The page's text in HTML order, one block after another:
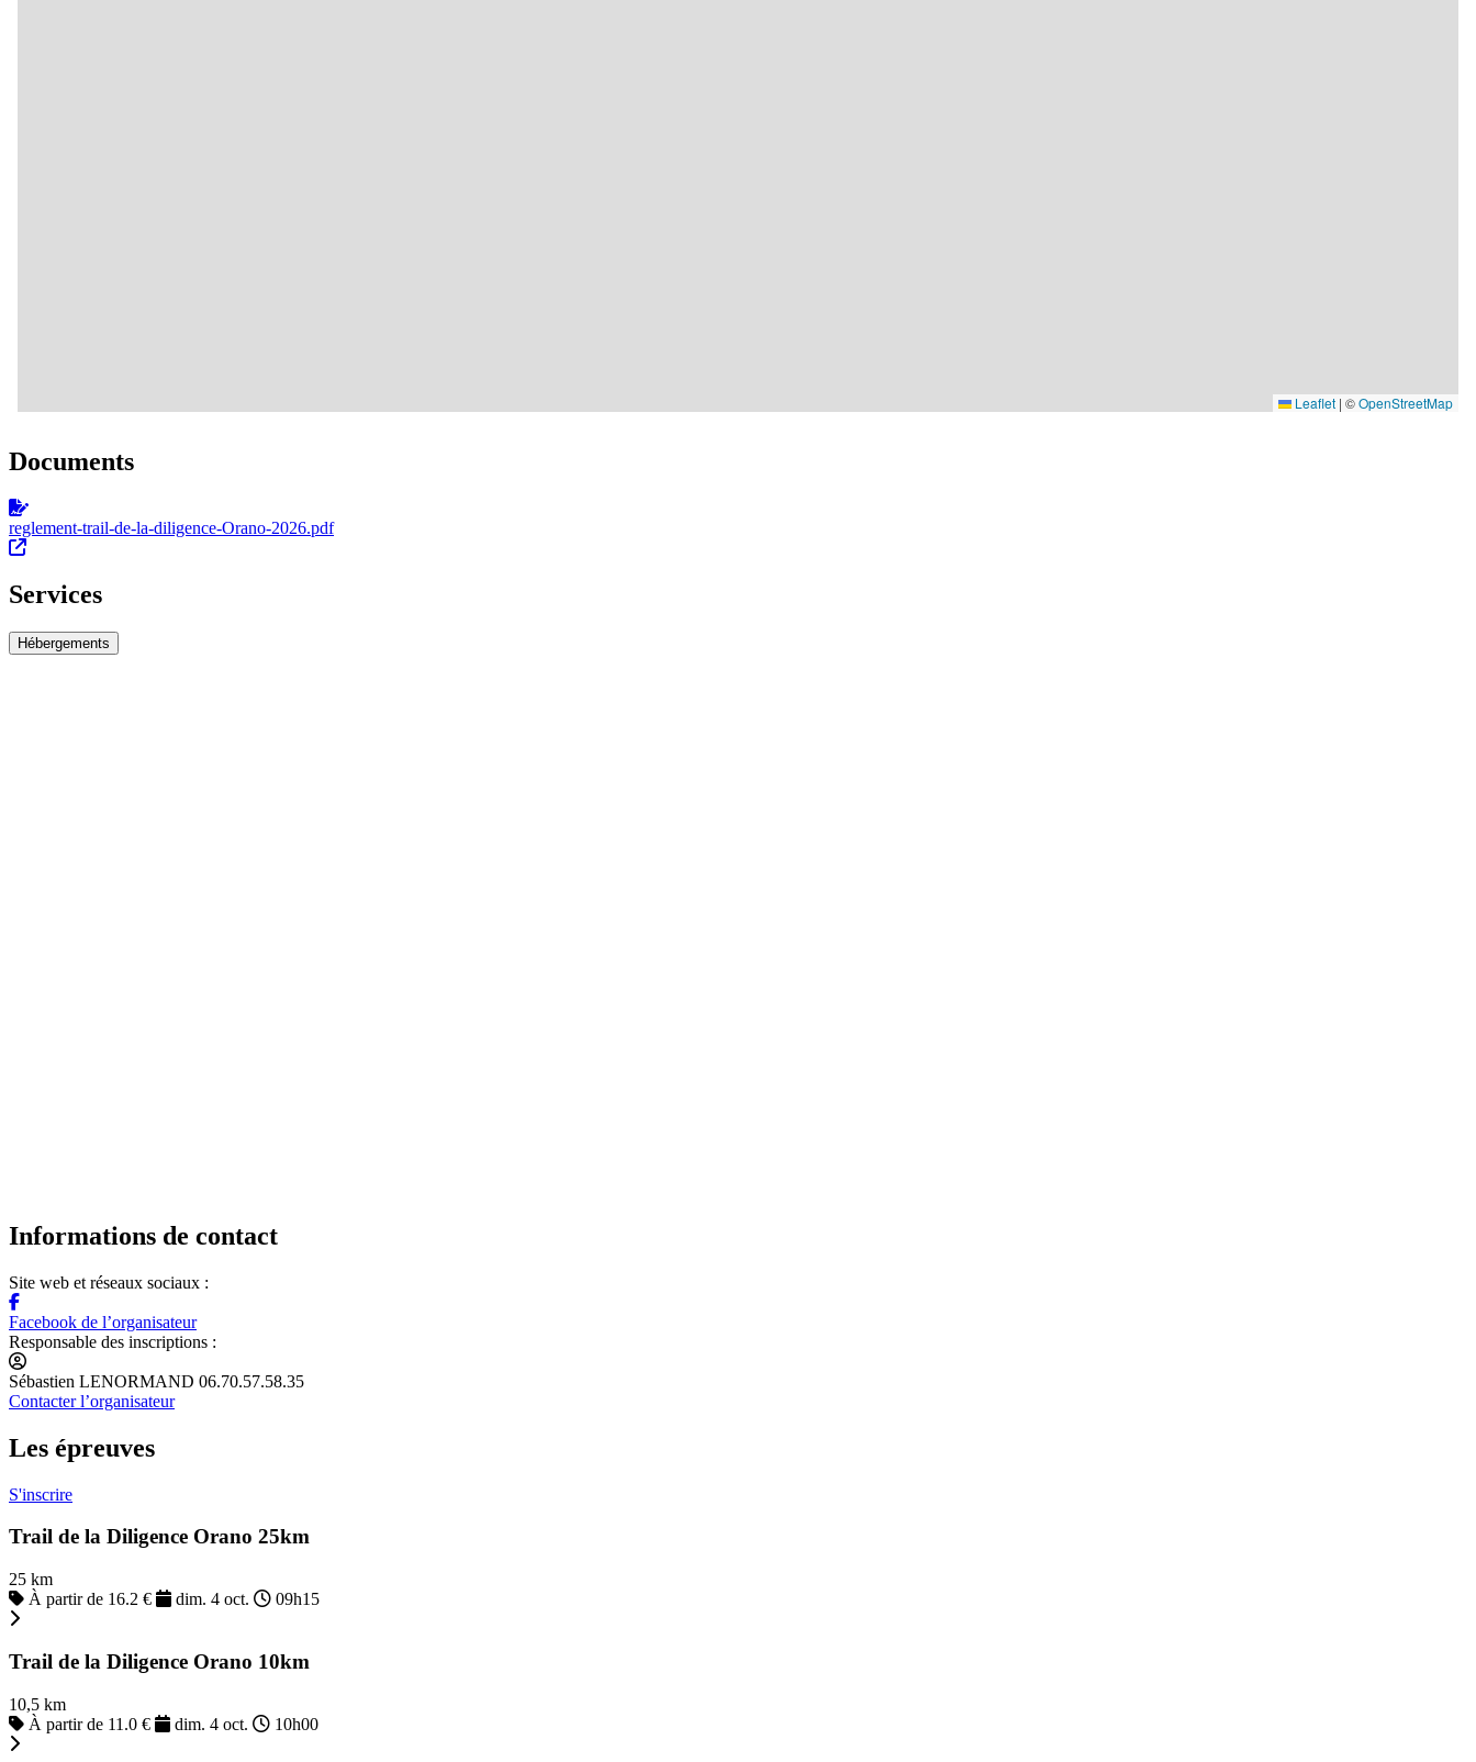
Documents
reglement-trail-de-la-diligence-Orano-2026.pdf
Services
Hébergements
Informations de contact
Site web et réseaux sociaux :
Facebook de l’organisateur
Responsable des inscriptions :
Sébastien LENORMAND 06.70.57.58.35
Contacter l’organisateur
Les épreuves
S'inscrire
Trail de la Diligence Orano 25km
25 km
À partir de 16.2 €
dim. 4 oct. 09h15
Trail de la Diligence Orano 10km
10,5 km
À partir de 11.0 €
dim. 4 oct. 10h00